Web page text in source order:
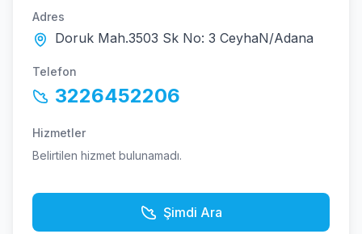
Adres
Doruk Mah.3503 Sk No: 3 CeyhaN/Adana
Telefon
3226452206
Hizmetler
Belirtilen hizmet bulunamadı.
Şimdi Ara